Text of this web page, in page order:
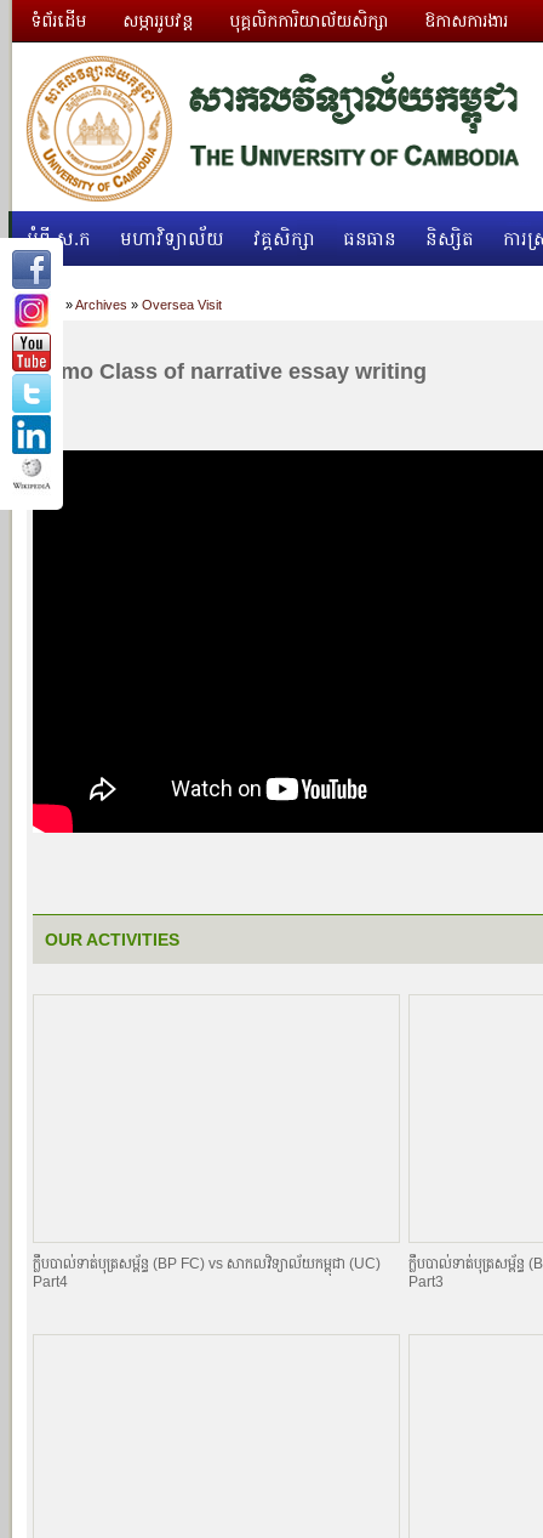
ទំព័រដើម សម្ភាររូបវន្ត បុគ្គលិកការិយាល័យសិក្សា ឱកាសការងារ
អំពី ស.ក មហាវិទ្យាល័យ វគ្គសិក្សា ធនធាន និស្សិត ការស្
Home »Archives » Oversea Visit
Demo Class of narrative essay writing
OUR ACTIVITIES
ក្លឹបបាល់ទាត់បុត្រសម្ព័​ន្ធ (BP FC) vs សាកលវិទ្យាល័យកម្ពុជា (UC)
Part4
ក្លឹបបាល់ទាត់បុត្រសម្ព័​ន្ធ
Part3